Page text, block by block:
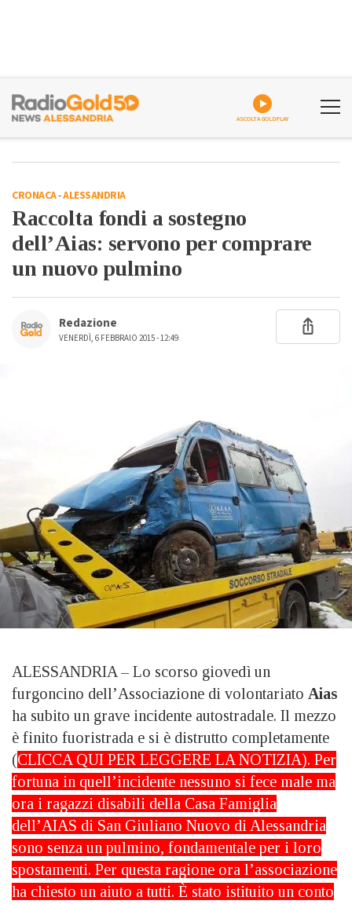
ASCOLTA GOLDPLAY
CRONACA-ALESSANDRIA
Raccolta fondi a sostegno
dell’Aias: servono per comprare
un nuovo pulmino
Redazione
VENERDÌ, 6 FEBBRAIO 2015 - 12:49
ALESSANDRIA – Lo scorso giovedì un
furgoncino dell’Associazione di volontariato Aias
ha subito un grave incidente autostradale. Il mezzo
è finito fuoristrada e si è distrutto completamente
(CLICCA QUI PER LEGGERE LA NOTIZIA). Per
fortuna in quell’incidente nessuno si fece male ma
ora i ragazzi disabili della Casa Famiglia
dell’AIAS di San Giuliano Nuovo di Alessandria
sono senza un pulmino, fondamentale per i loro
spostamenti. Per questa ragione ora l’associazione
ha chiesto un aiuto a tutti. È stato istituito un conto